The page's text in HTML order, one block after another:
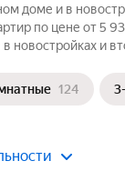
доме и в
по цене от 5
новостройках и
124